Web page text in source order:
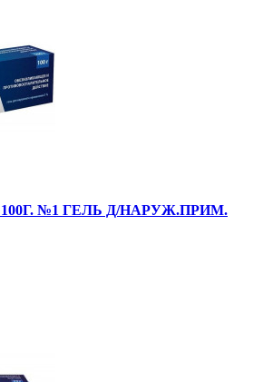
№1 ГЕЛЬ Д/НАРУЖ.ПРИМ.